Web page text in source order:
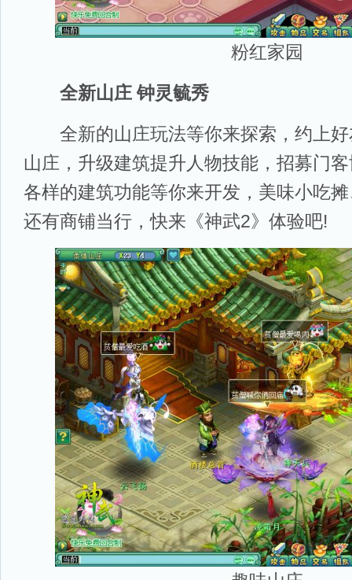
粉红家园
全新山庄 钟灵毓秀
全新的山庄玩法等你来探索，约上好
山庄，升级建筑提升人物技能，招募门
各样的建筑功能等你来开发，美味小吃
还有商铺当行，快来《神武2》体验吧!